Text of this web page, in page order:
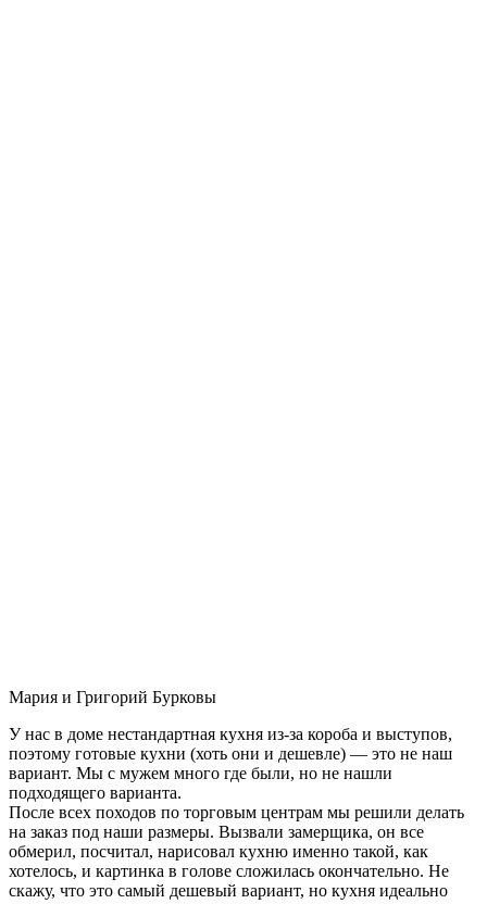
Мария и Григорий Бурковы
У нас в доме нестандартная кухня из-за короба и выступов,
поэтому готовые кухни (хоть они и дешевле) — это не наш
вариант. Мы с мужем много где были, но не нашли
подходящего варианта.
После всех походов по торговым центрам мы решили делать
на заказ под наши размеры. Вызвали замерщика, он все
обмерил, посчитал, нарисовал кухню именно такой, как
хотелось, и картинка в голове сложилась окончательно. Не
скажу, что это самый дешевый вариант, но кухня идеально